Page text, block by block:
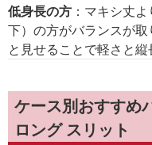
低身長の方 ：マキシ丈
下）の方がバランスが
と見せることで軽さと縦
ケース別おすすめ
ロング スリット